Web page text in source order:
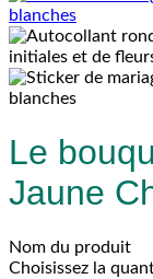
Le
Jaune
Nom du produit
Choisissez la